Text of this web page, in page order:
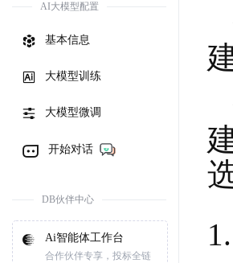
AI大模型配置
基本信息
大模型训练
大模型微调
开始对话
DB伙伴中心
Ai智能体工作台
合作伙伴专享，投标全链